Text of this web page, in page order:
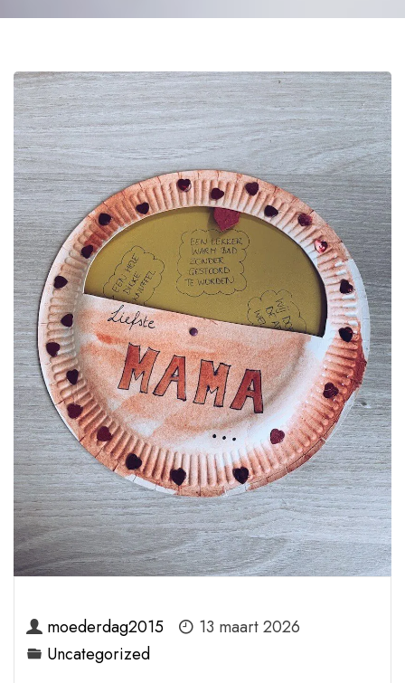
moederdag2015
13 maart 2026
Uncategorized